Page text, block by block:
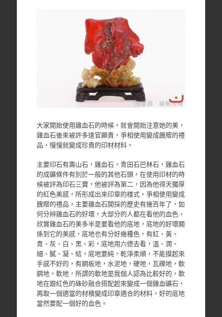
大家開始使用雞血石的時候，就會開始注意她的美，
雞血石後來被許多達官顯貴，爭相使用變成餽贈的禮
品，慢慢就變成珍貴的印材材料。
主要印石有壽山石，雞血石，青田石巴林石，雞血石
的成礦條件有別於一般的其他石頭，在使用印材的時
候被評為印石三寶，他被評為第二，因為他得天獨厚
的紅色美感，所形成出來印章的樣式，爭相使用變成
餽贈的禮品，主要雞血石開採的歷史有幾百年了，如
何分辨雞血石的好壞，大部分的人都在看他的血色，
欣賞雞血石的美多半是要看他的底地，底地的好壞關
係到它的美感，底地也有分好幾種色，有紅、黃、
青、灰、白、黑、彩，底地用六德去看，溫、潤、
細、膩、凝、結，底地要純，乾淨柔順，不能摸起來
手感不好的，有鋼板地，水泥地，硬地，瓦礫地，軟
鋼地，軟地，所謂的軟地是我個人認為比較好的，軟
地在跟紅色的硃砂融合搭配起來變成一個雞血礦石，
再取一個適當的材積變成印章適合的材料，好的底地
當然要配一個好的血色。